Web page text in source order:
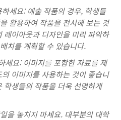
세요: 예술 작품의 경우, 학생들
활용하여 작품을 전시해 보는 것
레이아웃과 디자인을 미리 파악하
치를 계획할 수 있습니다.
세요: 이미지를 포함한 자료를 제
이미지를 사용하는 것이 좋습니
학생들의 작품을 더욱 선명하게
을 놓치지 마세요. 대부분의 대학